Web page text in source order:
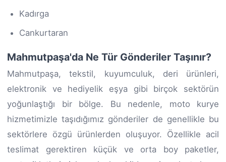
Kadırga
Cankurtaran
Mahmutpaşa'da Ne Tür Gönderiler Taşınır?
Mahmutpaşa, tekstil, kuyumculuk, deri ürünleri,
elektronik ve hediyelik eşya gibi birçok sektörün
yoğunlaştığı bir bölge. Bu nedenle, moto kurye
hizmetimizle taşıdığımız gönderiler de genellikle bu
sektörlere özgü ürünlerden oluşuyor. Özellikle acil
teslimat gerektiren küçük ve orta boy paketler,